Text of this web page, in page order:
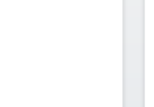
La Dirigente
coraggio la sfida
Personale